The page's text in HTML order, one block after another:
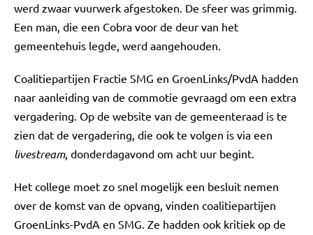
werd zwaar vuurwerk afgestoken. De sfeer was grimmig.
Een man, die een Cobra voor de deur van het
gemeentehuis legde, werd aangehouden.
Coalitiepartijen Fractie SMG en GroenLinks/PvdA hadden
naar aanleiding van de commotie gevraagd om een extra
vergadering. Op de website van de gemeenteraad is te
zien dat de vergadering, die ook te volgen is via een
livestream, donderdagavond om acht uur begint.
Het college moet zo snel mogelijk een besluit nemen
over de komst van de opvang, vinden coalitiepartijen
GroenLinks-PvdA en SMG. Ze hadden ook kritiek op de